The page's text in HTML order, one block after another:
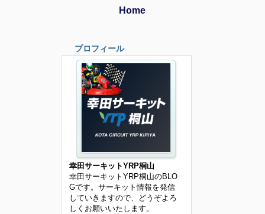
Home
プロフィール
幸田サーキットYRP桐山
幸田サーキットYRP桐山のBLO
Gです。サーキット情報を発信
していきますので、どうぞよろ
しくお願いいたします。